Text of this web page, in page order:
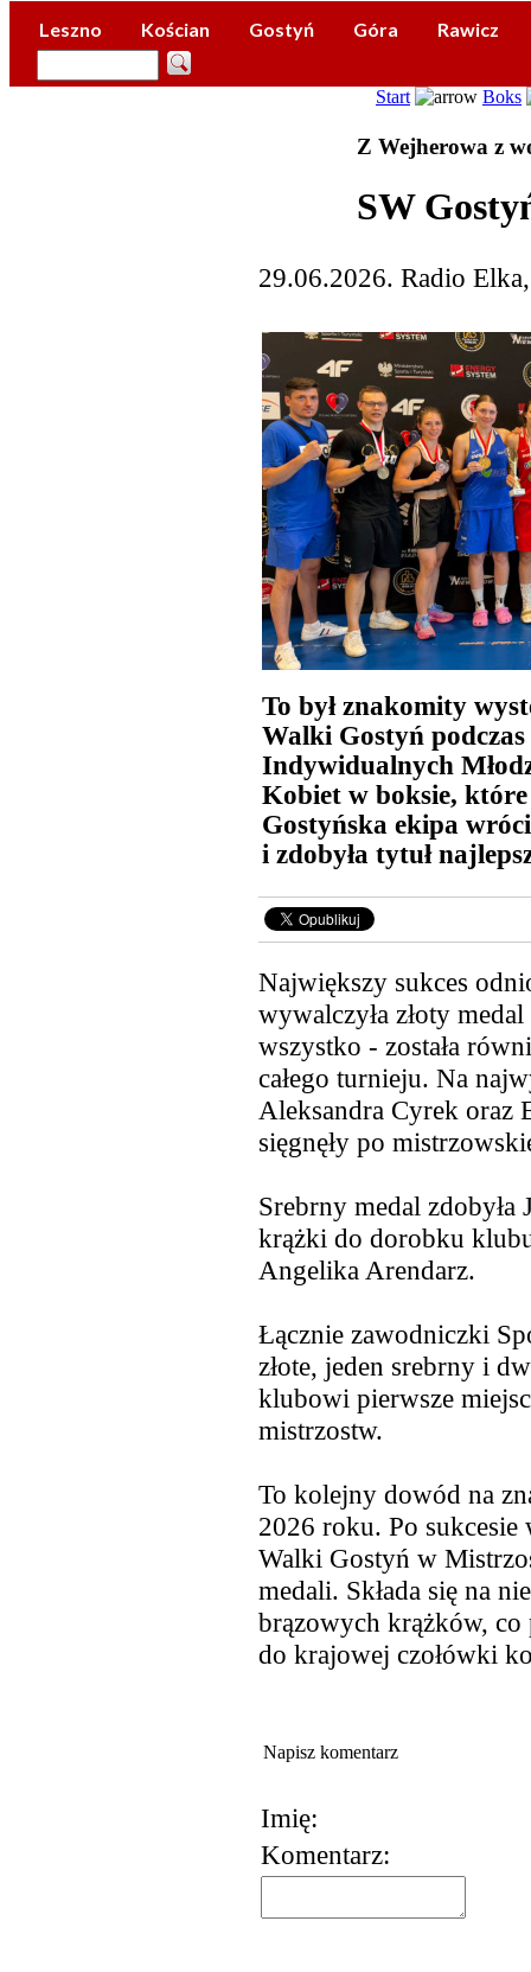
Leszno Kościan Gostyń Góra Rawicz
Start Boks
Z Wejherowa z
SW
29.06.2026. Radio
To był znakomity
Walki Gostyń
Indywidualnych
Kobiet w boksie,
Gostyńska ekipa
i zdobyła tytuł
Największy sukces
wywalczyła złoty
wszystko - została
całego turnieju. Na
Aleksandra Cyrek oraz
sięgnęły po
Srebrny medal zdobyła
krążki do dorobku
Angelika Arendarz.
Łącznie zawodniczki
złote, jeden srebrny i
klubowi pierwsze
mistrzostw.
To kolejny dowód na
2026 roku. Po
Walki Gostyń w
medali. Składa się na
brązowych krążków, co
do krajowej czołówki
Napisz komentarz
Imię:
Komentarz: